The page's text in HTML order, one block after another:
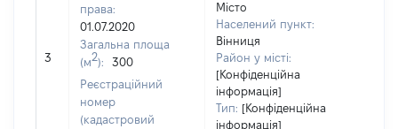
3
права:
01.07.2020
Загальна площа
(м2):
300
Реєстраційний
номер
(кадастровий
Місто
Населений пункт:
Вінниця
Район у місті:
[Конфіденційна
інформація]
Тип: [Конфіденційна
інформація]